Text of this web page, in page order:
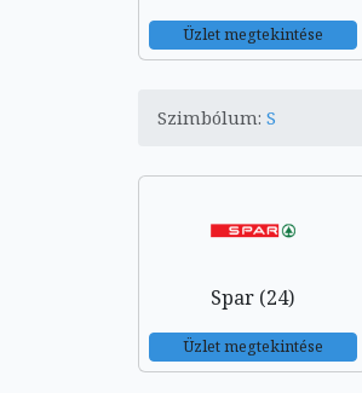
Üzlet megtekintése
Szimbólum: S
Spar (24)
Üzlet megtekintése